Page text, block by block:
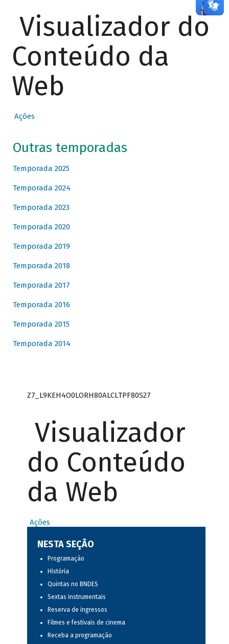
Visualizador do
Conteúdo da
Web
Ações
Outras temporadas
Temporada 2025
Temporada 2024
Temporada 2023
Temporada 2020
Temporada 2019
Temporada 2018
Temporada 2017
Temporada 2016
Temporada 2015
Temporada 2014
Z7_L9KEH4O0LORH80ALCLTPF80S27
Visualizador
do Conteúdo
da Web
Ações
NESTA SEÇÃO
Programação
História
Quintas no BNDES
Sextas instrumentais
Reserva de ingressos
Filmes e festivais de cinema
Receba a programação